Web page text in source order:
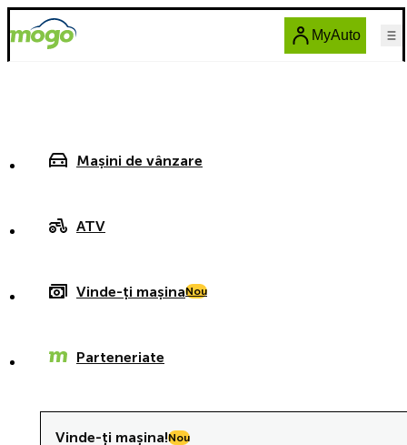
MyAuto
Mașini de vânzare
ATV
Vinde-ți mașinaNou
Parteneriate
Vinde-ți mașina!Nou